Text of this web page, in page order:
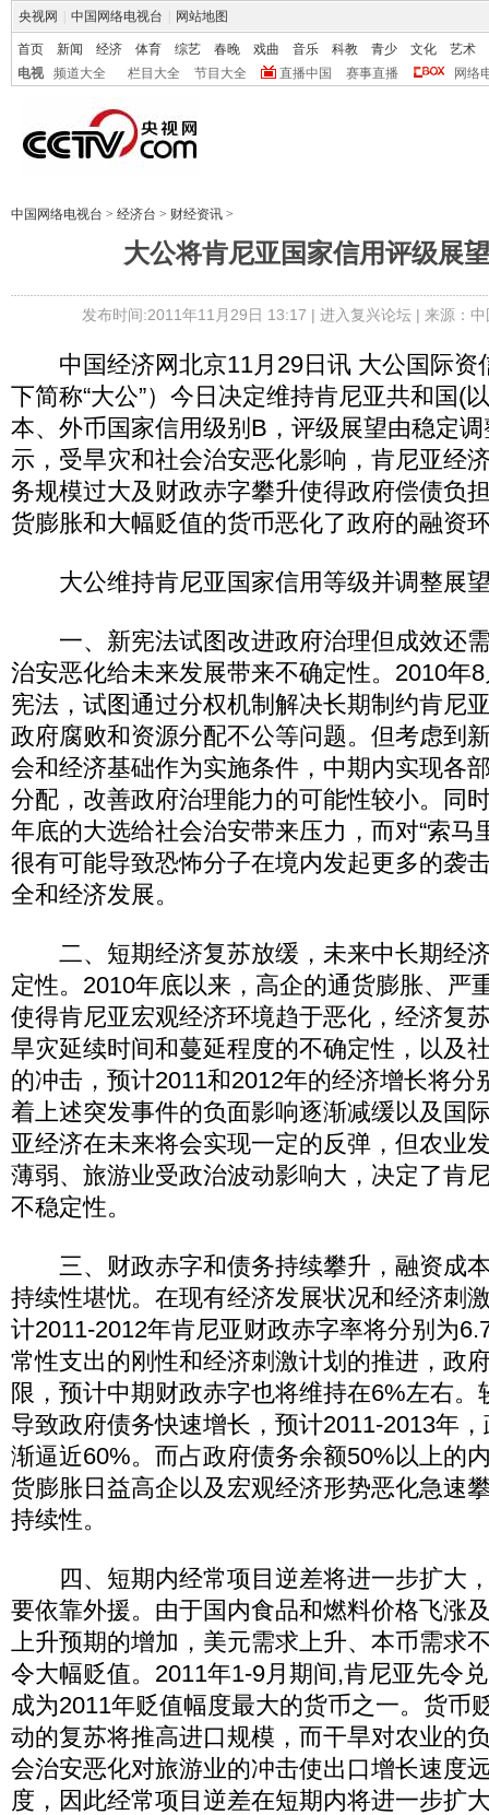
央视网 中国网络电视台 网站地图
首页 新闻 经济 体育 综艺 春晚 戏曲 音乐 科教 青少 文化
艺术
电视
频道大全 栏目大全 节目大全 直播中国 赛事直播 网络
中国网络电视台 > 经济台 > 财经资讯 >
大公将肯尼亚国家信用评级展
发布时间:2011年11月29日 13:17 | 进入复兴论坛| 来源：
中国经济网北京11月29日讯 大公国际资
下简称“大公”）今日决定维持肯尼亚共和国(
本、外币国家信用级别B，评级展望由稳定
示，受旱灾和社会治安恶化影响，肯尼亚经
务规模过大及财政赤字攀升使得政府偿债负
货膨胀和大幅贬值的货币恶化了政府的融资
大公维持肯尼亚国家信用等级并调整展
一、新宪法试图改进政府治理但成效还
治安恶化给未来发展带来不确定性。2010年
宪法，试图通过分权机制解决长期制约肯尼
政府腐败和资源分配不公等问题。但考虑到
会和经济基础作为实施条件，中期内实现各
分配，改善政府治理能力的可能性较小。同
年底的大选给社会治安带来压力，而对“索马
很有可能导致恐怖分子在境内发起更多的袭
全和经济发展。
二、短期经济复苏放缓，未来中长期经
定性。2010年底以来，高企的通货膨胀、严
使得肯尼亚宏观经济环境趋于恶化，经济复
旱灾延续时间和蔓延程度的不确定性，以及
的冲击，预计2011和2012年的经济增长将分
着上述突发事件的负面影响逐渐减缓以及国
亚经济在未来将会实现一定的反弹，但农业
薄弱、旅游业受政治波动影响大，决定了肯
不稳定性。
三、财政赤字和债务持续攀升，融资成
持续性堪忧。在现有经济发展状况和经济刺
计2011-2012年肯尼亚财政赤字率将分别为
常性支出的刚性和经济刺激计划的推进，政
限，预计中期财政赤字也将维持在6%左右。
导致政府债务快速增长，预计2011-2013年
渐逼近60%。而占政府债务余额50%以上的
货膨胀日益高企以及宏观经济形势恶化急速
持续性。
四、短期内经常项目逆差将进一步扩大
要依靠外援。由于国内食品和燃料价格飞涨
上升预期的增加，美元需求上升、本币需求
令大幅贬值。2011年1-9月期间,肯尼亚先令
成为2011年贬值幅度最大的货币之一。货币
动的复苏将推高进口规模，而干旱对农业的
会治安恶化对旅游业的冲击使出口增长速度
度，因此经常项目逆差在短期内将进一步扩